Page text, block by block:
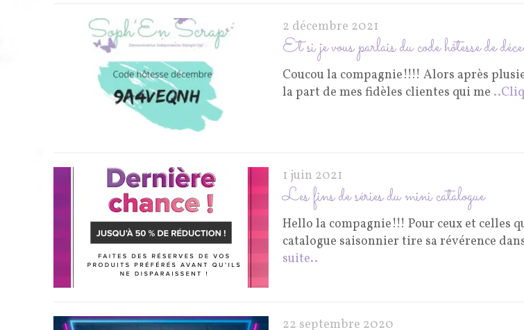
2 décembre 2021
Et si je vous parlais du code hôtesse de
Coucou la compagnie!!!! Alors après
la part de mes fidèles clientes qui me
1 juin 2021
Les fins de séries du mini catalogue
Hello la compagnie!!! Pour ceux et celles
catalogue saisonnier tire sa révérence
suite..
22 septembre 2020